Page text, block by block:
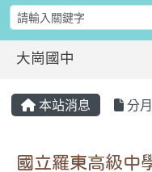
大崗國中
本站消息 分
國立羅東高級中